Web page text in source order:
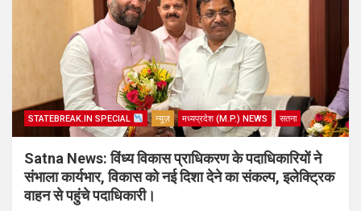
STATEBREAK.IN SPECIAL न्यूज़ मध्यप्रदेश (M.P.) NEWS सतना
Satna News: विंध्य विकास प्राधिकरण के पदाधिकारियों ने
संभाला कार्यभार, विकास को नई दिशा देने का संकल्प, इलेक्ट्रिक
वाहन से पहुंचे पदाधिकारी।